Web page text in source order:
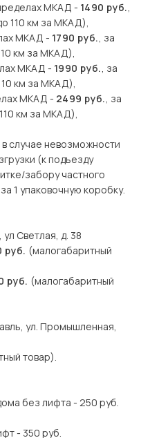
МКАД - 1490 руб.,
110 км за МКАД),
МКАД - 1790 руб., за
км за МКАД),
МКАД - 1990 руб., за
км за МКАД),
МКАД - 2499 руб., за
км за МКАД),
случае невозможности
(к подъезду
забору частного
1 упаковочную коробку.
Светлая, д. 38
руб. (малогабаритный
руб. (малогабаритный
ул. Промышленная,
товар).
без лифта - 250 руб.
- 350 руб.